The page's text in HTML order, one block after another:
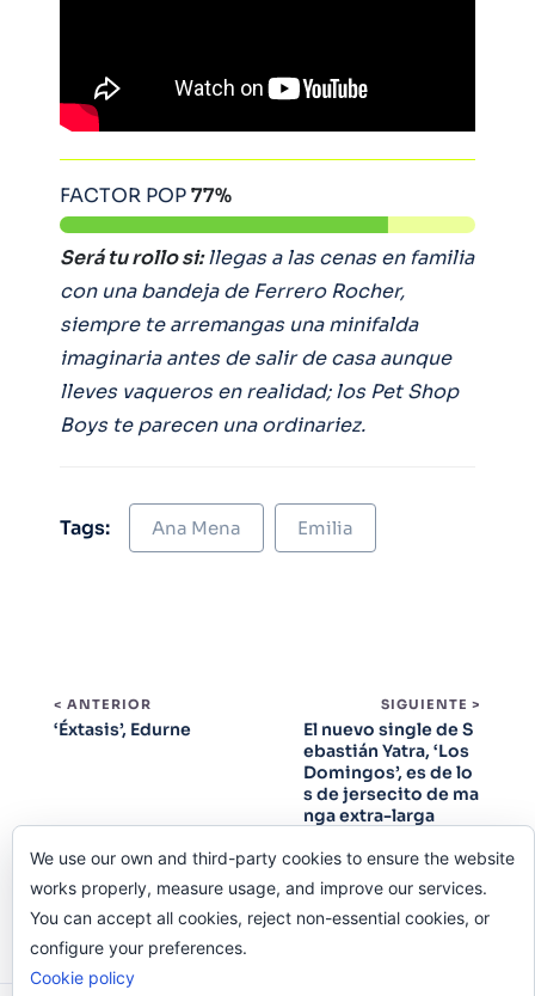
FACTOR POP77%
Será tu rollo si:llegas a las cenas en familia
con una bandeja de Ferrero Rocher,
siempre te arremangas una minifalda
imaginaria antes de salir de casa aunque
lleves vaqueros en realidad; los Pet Shop
Boys te parecen una ordinariez.
Tags: Ana Mena Emilia
< ANTERIOR
‘Éxtasis’, Edurne
SIGUIENTE >
El nuevo single de S
ebastián Yatra, ‘Los
Domingos’, es de lo
s de jersecito de ma
nga extra-larga
We use our own and third-party cookies to ensure the website
works properly, measure usage, and improve our services.
You can accept all cookies, reject non-essential cookies, or
configure your preferences.
Cookie policy